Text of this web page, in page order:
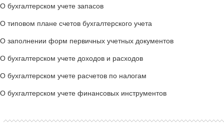
О бухгалтерском учете запасов
О типовом плане счетов бухгалтерского учета
О заполнении форм первичных учетных документов
О бухгалтерском учете доходов и расходов
О бухгалтерском учете расчетов по налогам
О бухгалтерском учете финансовых инструментов